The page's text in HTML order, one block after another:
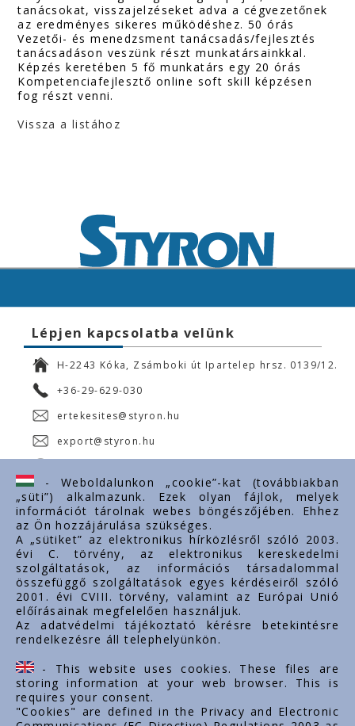
tanácsokat, visszajelzéseket adva a cégvezetőnek
az eredményes sikeres működéshez. 50 órás
Vezetői- és menedzsment tanácsadás/fejlesztés
tanácsadáson veszünk részt munkatársainkkal.
Képzés keretében 5 fő munkatárs egy 20 órás
Kompetenciafejlesztő online soft skill képzésen
fog részt venni.
Vissza a listához
Lépjen kapcsolatba velünk
H-2243 Kóka, Zsámboki út Ipartelep hrsz. 0139/12.
+36-29-629-030
ertekesites@styron.hu
export@styron.hu
Fontos linkek
Rólunk
Dokumentumok
Kapcsolat
Karrier
Cég adatok
Tárhely adatok
Támogatások
- Weboldalunkon „cookie”-kat (továbbiakban
„süti”) alkalmazunk. Ezek olyan fájlok, melyek
információt tárolnak webes böngészőjében. Ehhez
az Ön hozzájárulása szükséges.
A „sütiket” az elektronikus hírközlésről szóló 2003.
évi C. törvény, az elektronikus kereskedelmi
szolgáltatások, az információs társadalommal
összefüggő szolgáltatások egyes kérdéseiről szóló
2001. évi CVIII. törvény, valamint az Európai Unió
előírásainak megfelelően használjuk.
Az adatvédelmi tájékoztató kérésre betekintésre
rendelkezésre áll telephelyünkön.
- This website uses cookies. These files are
storing information at your web browser. This is
requires your consent.
"Cookies" are defined in the Privacy and Electronic